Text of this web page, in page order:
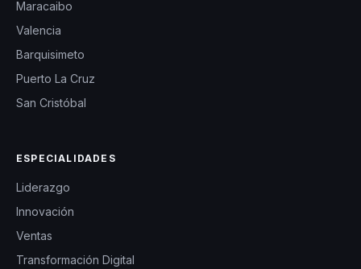
Maracaibo
Valencia
Barquisimeto
Puerto La Cruz
San Cristóbal
ESPECIALIDADES
Liderazgo
Innovación
Ventas
Transformación Digital